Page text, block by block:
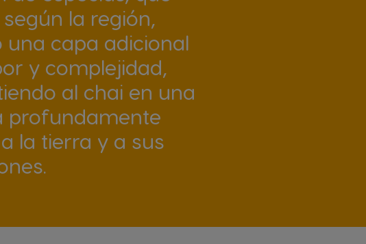
la región,
una capa adicional
y complejidad,
al chai en una
profundamente
la tierra y a sus